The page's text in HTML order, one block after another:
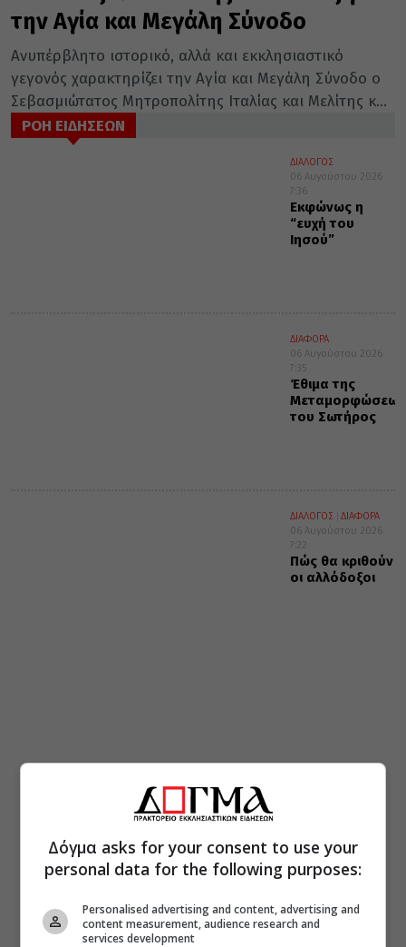
την Αγία και Μεγάλη Σύνοδο
Ανυπέρβλητο ιστορικό, αλλά και εκκλησιαστικό
γεγονός χαρακτηρίζει την Αγία και Μεγάλη Σύνοδο ο
Σεβασμιώτατος Μητροπολίτης Ιταλίας και Μελίτης κ...
ΡΟΗ ΕΙΔΗΣΕΩΝ
ΔΙΑΛΟΓΟΣ
06 Αυγούστου 2026
7:36
Εκφώνως η
“ευχή του
Ιησού”
ΔΙΑΦΟΡΑ
06 Αυγούστου 2026
7:35
Έθιμα της
Μεταμορφώσεως
του Σωτήρος
ΔΙΑΛΟΓΟΣ
ΔΙΑΦΟΡΑ
06 Αυγούστου 2026
7:22
Πώς θα κριθούν
οι αλλόδοξοι
Δόγμα asks for your consent to use your
personal data for the following purposes:
Personalised advertising and content, advertising and
content measurement, audience research and
services development